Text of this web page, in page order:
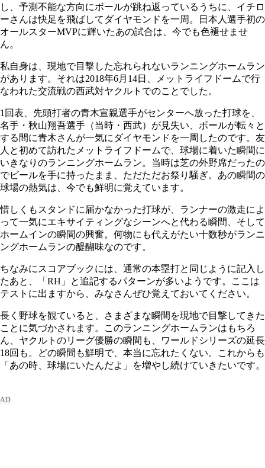
し、予測不能な方向にボールが跳ね返っているうちに、イチロ
ーさんは快足を飛ばしてダイヤモンドを一周。日本人選手初の
オールスターMVPに輝いたあの試合は、今でも色褪せませ
ん。
私自身は、現地で目撃した忘れられないランニングホームラン
があります。それは2018年6月14日、メットライフドームで行
なわれた交流戦の西武対ヤクルトでのことでした。
1回表、先頭打者の青木宣親選手がセンターへ放った打球を、
名手・秋山翔吾選手（当時・西武）が見失い、ボールが転々と
する間に青木さんが一気にダイヤモンドを一周したのです。友
人と初めて訪れたメットライフドームで、球場に着いた瞬間に
いきなりのランニングホームラン。当時は芝の外野席だったの
でビールを手に持ったまま、ただただお祭り騒ぎ。あの瞬間の
球場の熱気は、今でも鮮明に覚えています。
惜しくもスタンドに届かなかった打球が、ランナーの激走によ
って一気にエキサイティングなシーンへと代わる瞬間、そして
ホームインの瞬間の興奮。何物にも代えがたい十数秒がランニ
ングホームランの醍醐味なのです。
ちなみにスコアブックには、通常の本塁打と同じように記入し
たあと、「RH」と追記するパターンが多いようです。ここは
テストに出ますから、みなさんぜひ覚えておいてください。
長く野球を観ていると、さまざまな瞬間を現地で目撃してきた
ことに気づかされます。このランニングホームランはもちろ
ん、ヤクルトのリーグ優勝の瞬間も、ワールドシリーズの延長
18回も。どの瞬間も鮮明で、本当に忘れたくない。これからも
「あの時、球場にいたんだよ」を増やし続けていきたいです。